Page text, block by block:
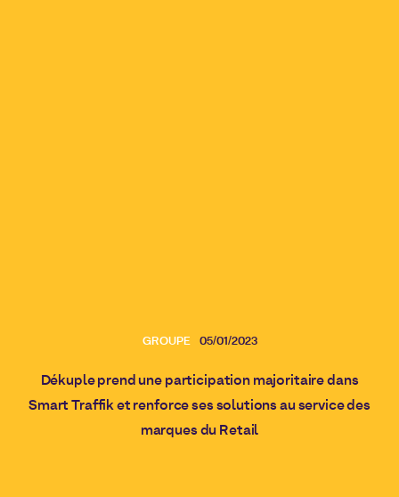
GROUPE 05/01/2023
Dékuple prend une participation majoritaire dans
Smart Traffik et renforce ses solutions au service des
marques du Retail